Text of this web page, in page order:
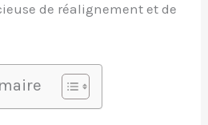
de réalignement et de